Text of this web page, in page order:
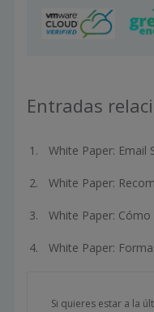
Entradas
White Paper:
White Paper:
White Paper:
White Paper:
Si quieres estar a la